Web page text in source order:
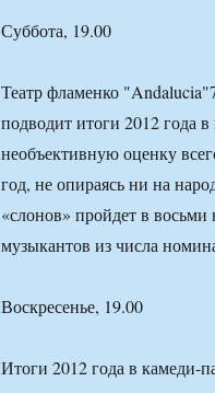
Суббота, 19.00
Театр фламенко
подводит итоги 2012 года
необъективную оценку
год, не опираясь ни на
«слонов» пройдет в
музыкантов из числа
Воскресенье, 19.00
Итоги 2012 года в камеди-